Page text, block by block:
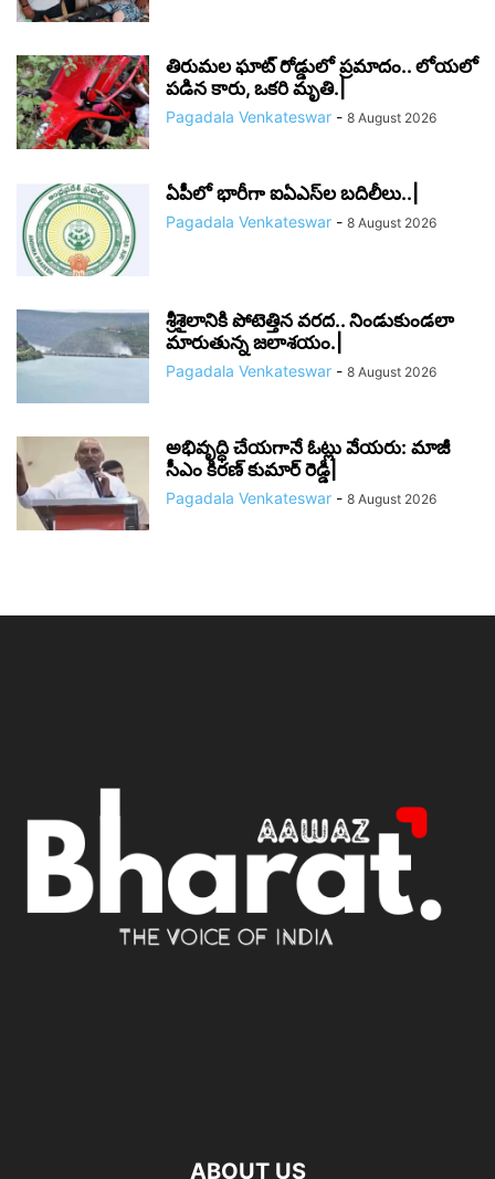
తిరుమల ఘాట్ రోడ్డులో ప్రమాదం.. లోయలో
పడిన కారు, ఒకరి మృతి.|
Pagadala Venkateswar - 8 August 2026
ఏపీలో భారీగా ఐఏఎస్‌ల బదిలీలు..|
Pagadala Venkateswar - 8 August 2026
శ్రీశైలానికి పోటెత్తిన వరద.. నిండుకుండలా
మారుతున్న జలాశయం.|
Pagadala Venkateswar - 8 August 2026
అభివృద్ధి చేయగానే ఓట్లు వేయరు: మాజీ
సీఎం కిరణ్ కుమార్ రెడ్డి|
Pagadala Venkateswar - 8 August 2026
ABOUT US